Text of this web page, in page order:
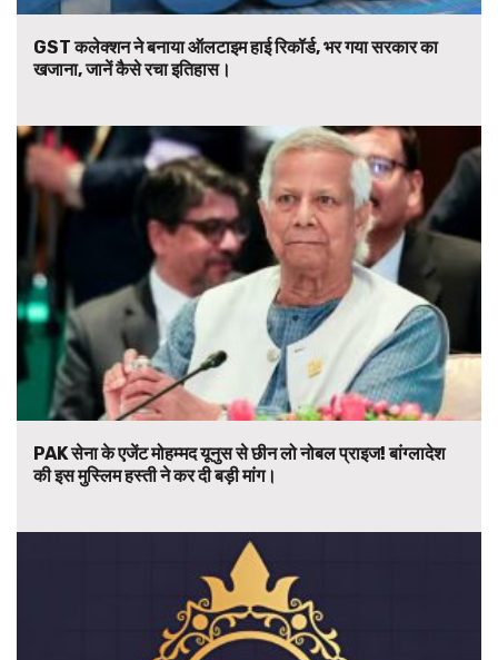
GST कलेक्शन ने बनाया ऑलटाइम हाई रिकॉर्ड, भर गया सरकार का
खजाना, जानें कैसे रचा इतिहास।
PAK सेना के एजेंट मोहम्मद यूनुस से छीन लो नोबल प्राइज! बांग्लादेश
की इस मुस्लिम हस्ती ने कर दी बड़ी मांग।